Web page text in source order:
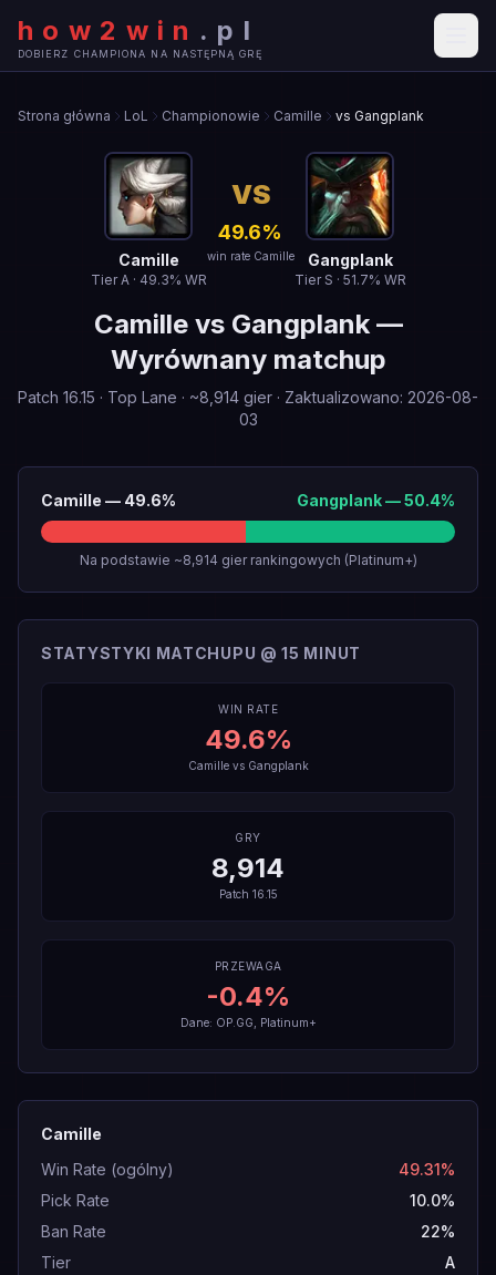
how2win . pl
DOBIERZ CHAMPIONA NA NASTĘPNĄ GRĘ
Strona główna LoL Championowie Camille vs Gangplank
Camille
TierA· 49.3% WR
VS
49.6%
win rate Camille Gangplank
Tier S · 51.7% WR
Camillevs Gangplank—
Wyrównany matchup
Patch 16.15 · Top Lane · ~8,914 gier · Zaktualizowano: 2026-08-
03
Camille — 49.6% Gangplank—50.4%
Na podstawie ~8,914 gier rankingowych (Platinum+)
STATYSTYKI MATCHUPU @ 15 MINUT
WIN RATE
49.6%
Camillevs Gangplank
GRY
8,914
Patch 16.15
PRZEWAGA
-0.4%
Dane: OP.GG, Platinum+
Camille
Win Rate (ogólny)
49.31%
Pick Rate
10.0%
Ban Rate
22%
Tier
A